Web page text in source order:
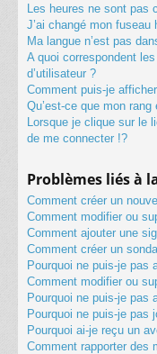
Les heures ne sont pas
J’ai changé mon fuseau
Ma langue n’est pas
A quoi correspondent
d’utilisateur ?
Comment puis-je
Qu’est-ce que mon
Lorsque je clique sur le
de me connecter !?
Problèmes liés à
Comment créer un
Comment modifier ou
Comment ajouter une
Comment créer un
Pourquoi ne puis-je pas
Comment modifier ou
Pourquoi ne puis-je pas
Pourquoi ne puis-je pas
Pourquoi ai-je reçu un
Comment rapporter des